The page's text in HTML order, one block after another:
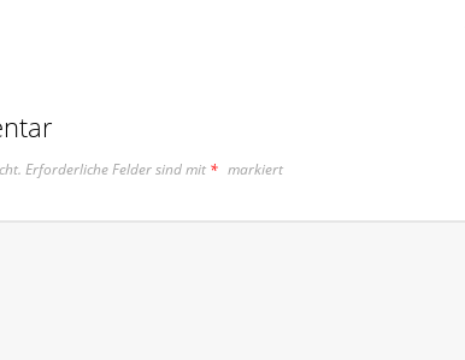
Erforderliche Felder sind mit * markiert